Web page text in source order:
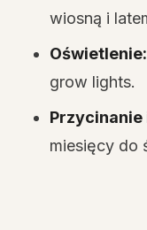
wiosną i
Oświetlenie:
grow lights.
Przycinanie
miesięcy do